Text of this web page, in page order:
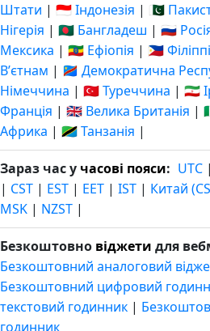
Штати | 🇮🇩 Індонезія | 🇵🇰
Нігерія | 🇧🇩 Бангладеш | 🇷🇺
Мексика | 🇪🇹 Ефіопія | 🇵🇭
Вʼєтнам | 🇨🇩 Демократична
Німеччина | 🇹🇷 Туреччина | 🇮🇷
Франція | 🇬🇧 Велика Британія |
Африка | 🇹🇿 Танзанія |
Зараз час у часові пояси: UTC |
| CST | EST | EET | IST | Китай
MSK | NZST |
Безкоштовно віджети для
Безкоштовний аналоговий
Безкоштовний цифровий
текстовий годинник |
годинник